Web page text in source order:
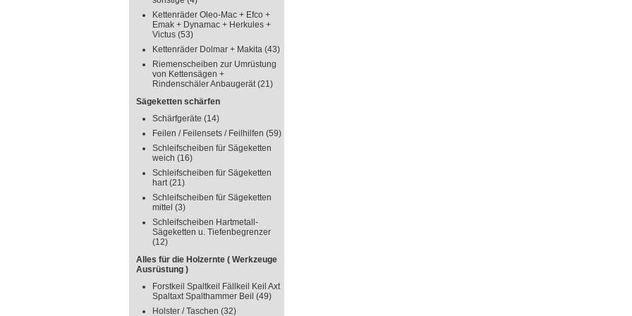
Kettenräder Oleo-Mac + Efco +
Emak + Dynamac + Herkules +
Victus (53)
Kettenräder Dolmar + Makita (43)
Riemenscheiben zur Umrüstung
von Kettensägen +
Rindenschäler Anbaugerät(21)
Sägeketten schärfen
Schärfgeräte (14)
Feilen / Feilensets / Feilhilfen (59)
Schleifscheiben für Sägeketten
weich (16)
Schleifscheiben für Sägeketten
hart(21)
Schleifscheiben für Sägeketten
mittel (3)
Schleifscheiben Hartmetall-
Sägeketten u. Tiefenbegrenzer
(12)
Alles für die Holzernte ( Werkzeuge
Ausrüstung )
Forstkeil Spaltkeil Fällkeil Keil Axt
Spaltaxt Spalthammer Beil (49)
Holster / Taschen (32)